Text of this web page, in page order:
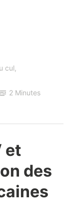
cul,
2 Minutes
et
des